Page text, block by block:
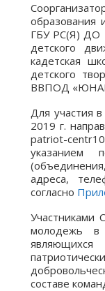
образования
ГБУ РС(Я) ДО
детского
кадетская
детского
ВВПОД
Для участия
2019 г.
patriot-
указанием
адреса,
согласно
Участниками
молодежь
составе